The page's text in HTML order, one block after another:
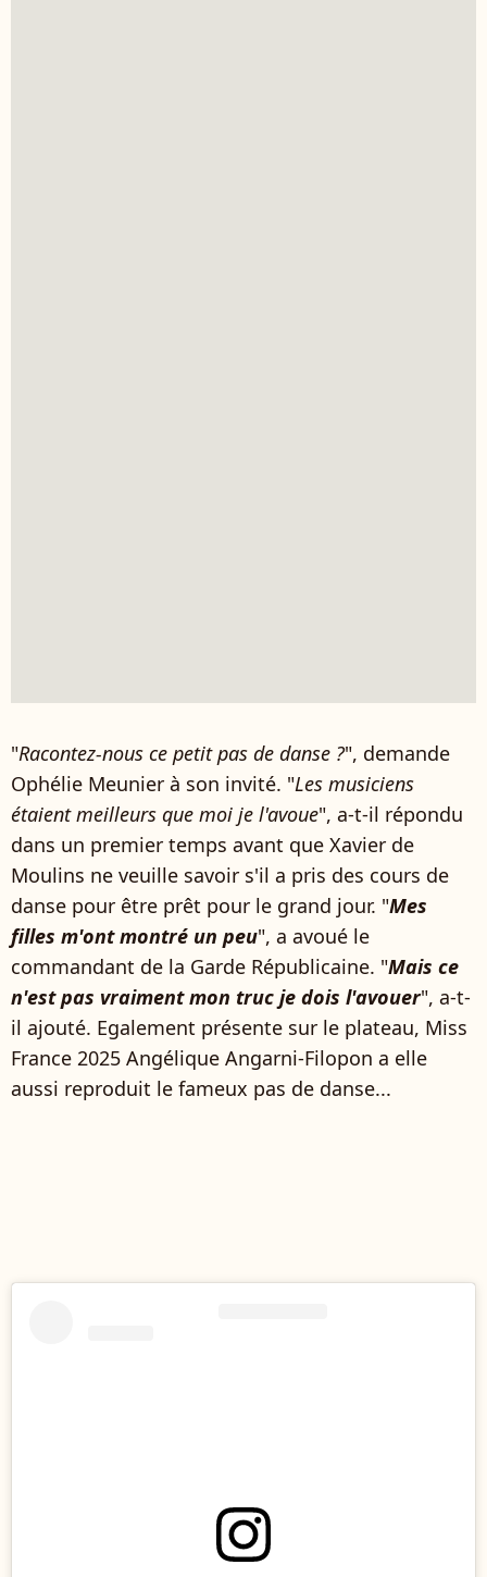
"Racontez-nous ce petit pas de danse ?", demande
Ophélie Meunier à son invité. "Les musiciens
étaient meilleurs que moi je l'avoue", a-t-il répondu
dans un premier temps avant que Xavier de
Moulins ne veuille savoir s'il a pris des cours de
danse pour être prêt pour le grand jour. "Mes
filles m'ont montré un peu", a avoué le
commandant de la Garde Républicaine. "Mais ce
n'est pas vraiment mon truc je dois l'avouer", a-t-
il ajouté. Egalement présente sur le plateau, Miss
France 2025 Angélique Angarni-Filopon a elle
aussi reproduit le fameux pas de danse...